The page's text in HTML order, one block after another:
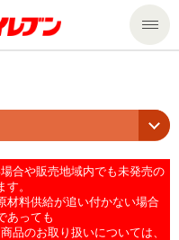
合や販売地域内でも未発売の
。
材料供給が追い付かない場合
あっても
品のお取り扱いについては、